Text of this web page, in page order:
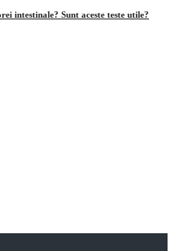
intestinale? Sunt aceste teste utile?